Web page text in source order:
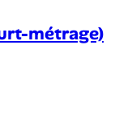
métrage)